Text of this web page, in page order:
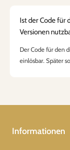
Ist der Code für
Versionen
Der Code für den
einlösbar. Später
Informationen